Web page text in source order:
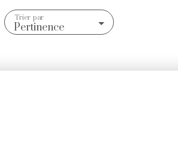
Pertinence
Trier par